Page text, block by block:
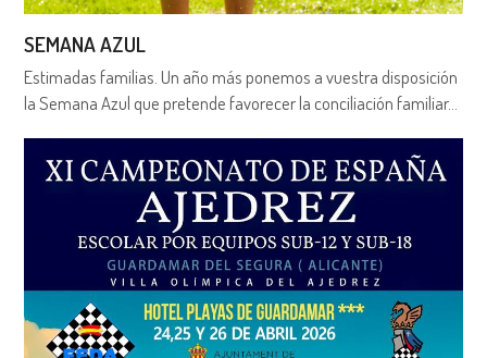
SEMANA AZUL
Estimadas familias. Un año más ponemos a vuestra disposición
la Semana Azul que pretende favorecer la conciliación familiar…